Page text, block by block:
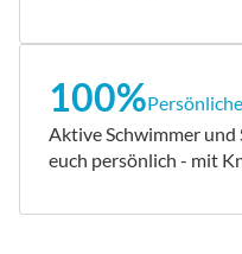
100%
Aktive Schwimmer
euch persönlich - mit